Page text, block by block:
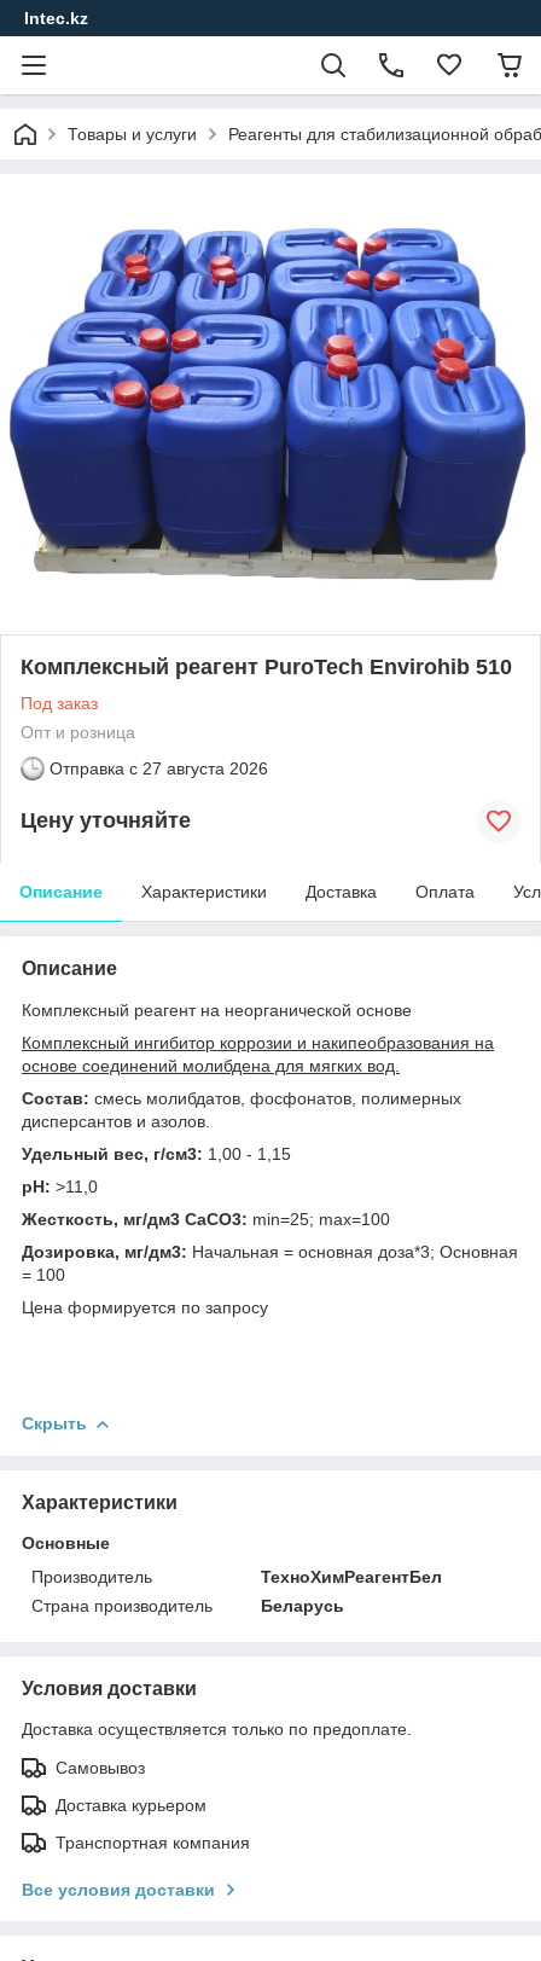
Intec.kz
Товары и услуги Реагенты для стабилизационной
Комплексный реагент PuroTech Envirohib 510
Под заказ
Опт и розница
Отправка с 27 августа 2026
Цену уточняйте
Описание Характеристики Доставка Оплата
Описание
Комплексный реагент на неорганической основе
Комплексный ингибитор коррозии и накипеобразования на
основе соединений молибдена для мягких вод.
Состав: смесь молибдатов, фосфонатов, полимерных
дисперсантов и азолов.
Удельный вес, г/см3: 1,00 - 1,15
pH: >11,0
Жесткость, мг/дм3 CaCO3: min=25; max=100
Дозировка, мг/дм3: Начальная = основная доза*3; Основная
= 100
Цена формируется по запросу
Скрыть
Характеристики
Основные
Производитель
ТехноХимРеагентБел
Страна производитель
Беларусь
Условия доставки
Доставка осуществляется только по предоплате.
Самовывоз
Доставка курьером
Транспортная компания
Все условия доставки